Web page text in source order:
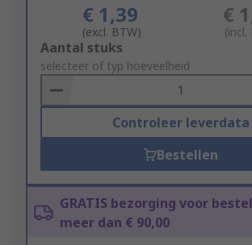
€ 1,39
(excl. BTW)
€
(incl.
Add
to
Basket
Aantal stuks
selecteer of typ hoeveelheid
Controleer leverdata
Bestellen
GRATIS bezorging voor
meer dan € 90,00